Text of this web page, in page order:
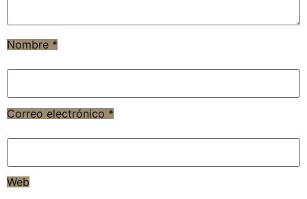
Nombre *
Correo electrónico *
Web